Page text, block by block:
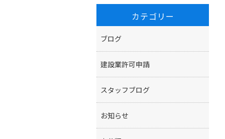
カテゴリー
ブログ
建設業許可申請
スタッフブログ
お知らせ